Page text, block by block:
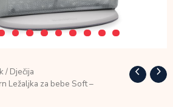
/ Dječija
Ležaljka za bebe Soft –